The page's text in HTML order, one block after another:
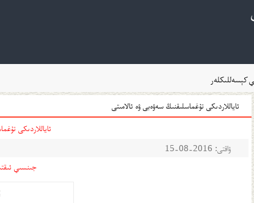
كېسەللىكلەر
ئاياللاردىكى تۇغماسلىقنىڭ سەۋەبى ۋە ئالامىتى
ئاياللاردىكى
ۋاقتى: 2016-08-15
جىنسىي